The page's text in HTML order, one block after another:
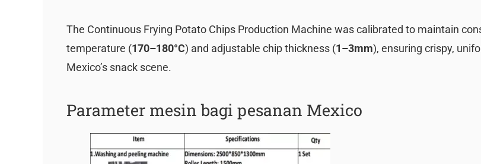
The Continuous Frying Potato Chips Production Machine was calibrated to maintain
temperature (170–180°C) and adjustable chip thickness (1–3mm), ensuring crispy,
Mexico’s snack scene.
Parameter mesin bagi pesanan Mexico